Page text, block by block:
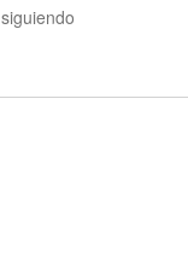
siguiendo